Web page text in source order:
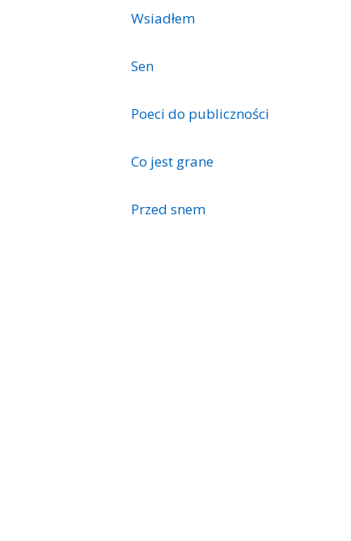
Wsiadłem
Sen
Poeci do publiczności
Co jest grane
Przed snem